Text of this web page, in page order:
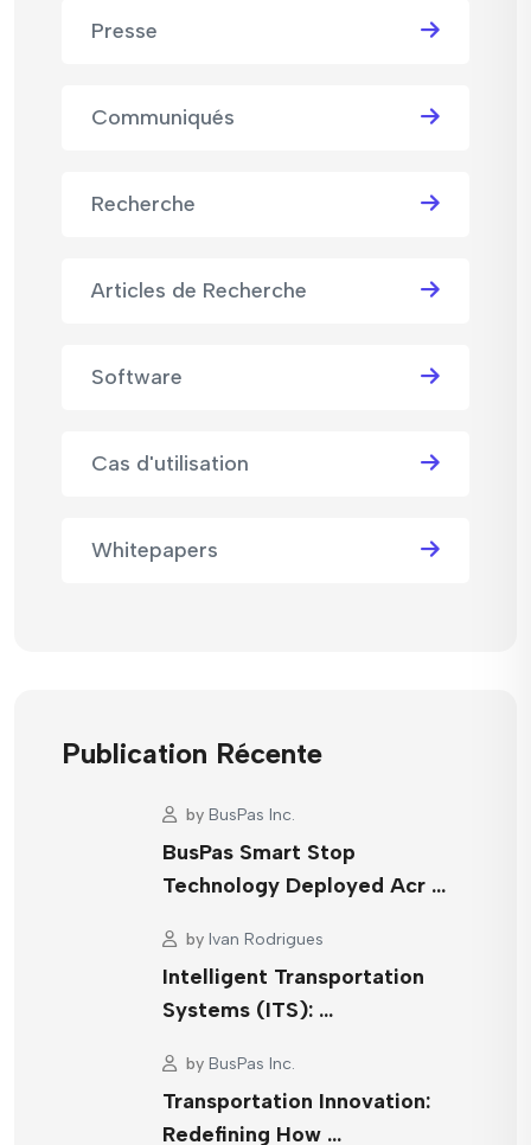
Presse
Communiqués
Recherche
Articles de Recherche
Software
Cas d'utilisation
Whitepapers
Publication Récente
by BusPas Inc.
BusPas Smart Stop
Technology Deployed Acr …
by Ivan Rodrigues
Intelligent Transportation
Systems (ITS): …
by BusPas Inc.
Transportation Innovation:
Redefining How …